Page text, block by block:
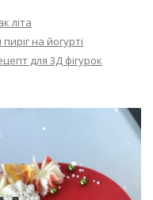
літа
на йогурті
для 3Д фігурок